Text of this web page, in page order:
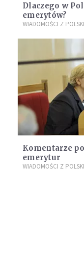
Dlaczego w
emerytów?
WIADOMOŚCI Z POLSKI
Komentarze
emerytur
WIADOMOŚCI Z POLSKI